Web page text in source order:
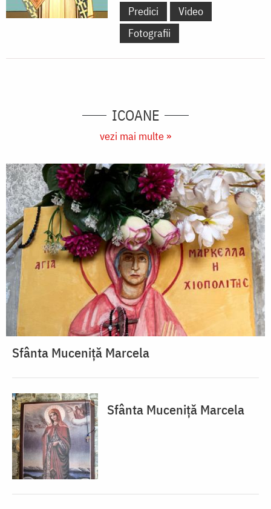
Predici
Video
Fotografii
ICOANE
vezi mai multe »
Sfânta Muceniță Marcela
Sfânta Muceniță Marcela